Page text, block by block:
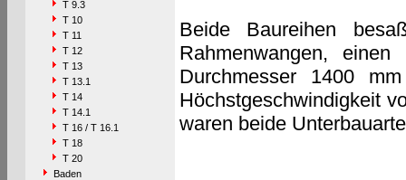
T 9.3
T 10
T 11
T 12
T 13
T 13.1
T 14
T 14.1
T 16 / T 16.1
T 18
T 20
Baden
Beide Baureihen
Rahmenwangen,
Durchmesser 1400
Höchstgeschwindigkeit
waren beide